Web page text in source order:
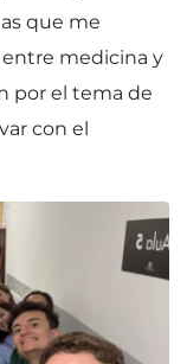
que me
entre medicina y
por el tema de
con el